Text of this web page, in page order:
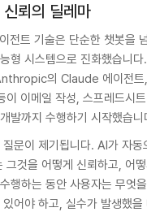
뢰의 딜레마
전트 기술은 단순한 챗봇을
형 시스템으로 진화했습니
의 Claude 에이전
이메일 작성, 스프레드시
발까지 수행하기 시작했습니
문이 제기됩니다. AI가 자동
그것을 어떻게 신뢰하고, 어
행하는 동안 사용자는 무엇
어야 하고, 실수가 발생했